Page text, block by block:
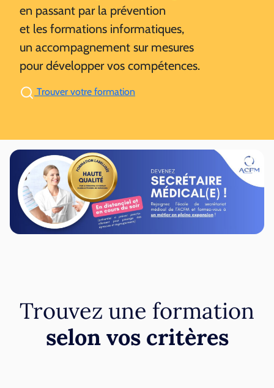
en passant par la prévention
et les formations informatiques,
un accompagnement sur mesures
pour développer vos compétences.
Trouver votre formation
Trouvez une formation
selon vos critères